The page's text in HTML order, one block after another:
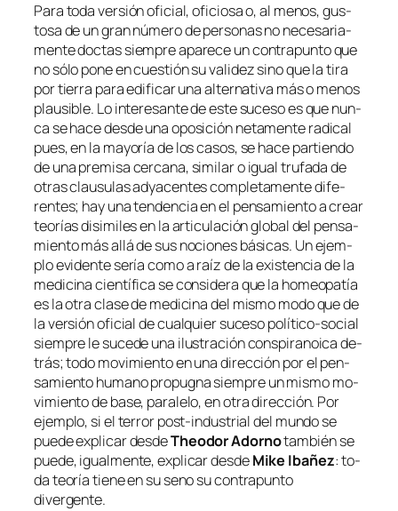
Para to­da ver­sión ofi­cial, ofi­cio­sa o, al me­nos, gus­
to­sa de un gran nú­me­ro de per­so­nas no ne­ce­sa­ria­
men­te doc­tas siem­pre apa­re­ce un con­tra­pun­to que
no só­lo po­ne en cues­tión su va­li­dez sino que la ti­ra
por tie­rra pa­ra edi­fi­car una al­ter­na­ti­va más o me­nos
plau­si­ble. Lo in­tere­san­te de es­te su­ce­so es que nun­
ca se ha­ce des­de una opo­si­ción ne­ta­men­te ra­di­cal
pues, en la ma­yo­ría de los ca­sos, se ha­ce par­tien­do
de una pre­mi­sa cer­ca­na, si­mi­lar o igual tru­fa­da de
otras clau­su­las ad­ya­cen­tes com­ple­ta­men­te di­fe­
ren­tes; hay una ten­den­cia en el pen­sa­mien­to a crear
teo­rías di­si­mi­les en la ar­ti­cu­la­ción glo­bal del pen­sa­
mien­to más allá de sus no­cio­nes bá­si­cas. Un ejem­
plo evi­den­te se­ría co­mo a raíz de la exis­ten­cia de la
me­di­ci­na cien­tí­fi­ca se con­si­de­ra que la ho­meo­pa­tía
es la otra cla­se de me­di­ci­na del mis­mo mo­do que de
la ver­sión ofi­cial de cual­quier su­ce­so político-social
siem­pre le su­ce­de una ilus­tra­ción cons­pi­ra­noi­ca de­
trás; to­do mo­vi­mien­to en una di­rec­ción por el pen­
sa­mien­to hu­mano pro­pug­na siem­pre un mis­mo mo­
vi­mien­to de ba­se, pa­ra­le­lo, en otra di­rec­ción. Por
ejem­plo, si el te­rror post-industrial del mun­do se
pue­de ex­pli­car des­deTheodor Adornotam­bién se
pue­de, igual­men­te, ex­pli­car des­deMike Ibañez: to­
da teo­ría tie­ne en su seno su con­tra­pun­to
divergente.